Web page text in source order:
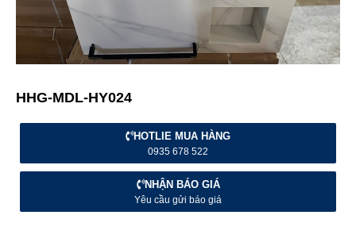
HHG-MDL-HY024
HOTLIE MUA HÀNG
0935 678 522
NHẬN BÁO GIÁ
Yêu cầu gửi báo giá